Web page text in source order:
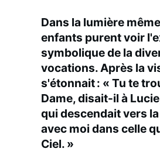
Dans la lumière
enfants purent voir
symbolique de la
vocations. Après la
s'étonnait : « Tu te
Dame, disait-il à
qui descendait vers
avec moi dans celle
Ciel. »